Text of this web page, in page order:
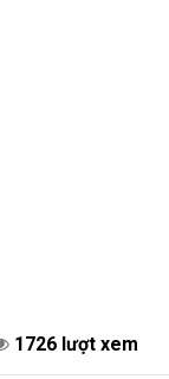
1726 lượt xem